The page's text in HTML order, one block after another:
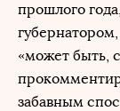
прошлого
«может быть,
забавным